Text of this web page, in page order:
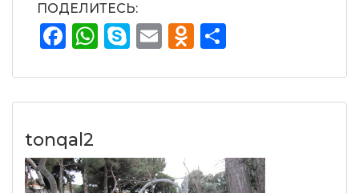
ПОДЕЛИТЕСЬ:
Facebook
WhatsApp
Skype
Email
tonqal2